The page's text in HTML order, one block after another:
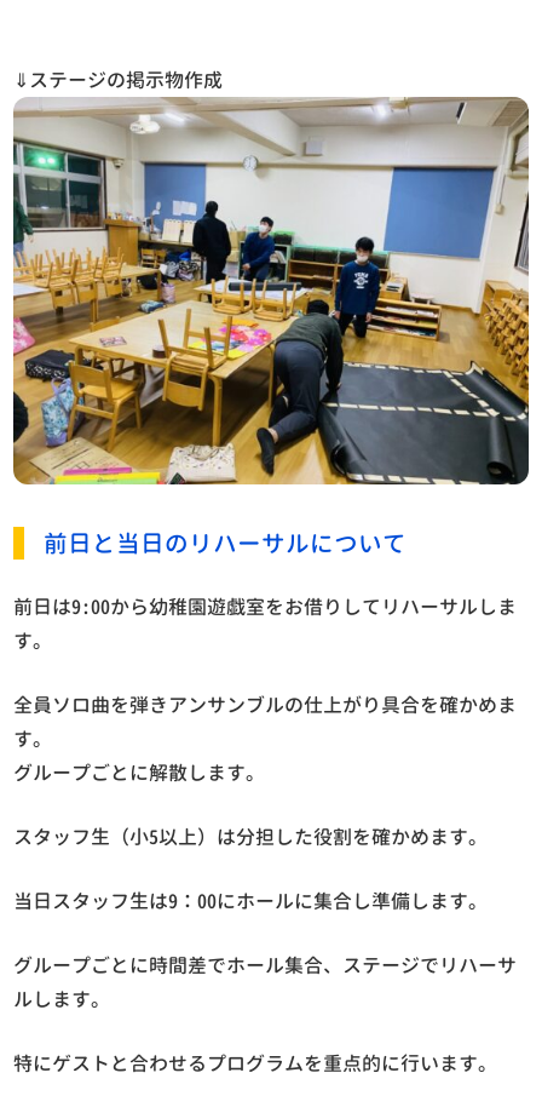
⇓ステージの掲示物作成
前日と当日のリハーサルについて
前日は9:00から幼稚園遊戯室をお借りしてリハーサルしま
す。
全員ソロ曲を弾きアンサンブルの仕上がり具合を確かめま
す。
グループごとに解散します。
スタッフ生（小5以上）は分担した役割を確かめます。
当日スタッフ生は9：00にホールに集合し準備します。
グループごとに時間差でホール集合、ステージでリハーサ
ルします。
特にゲストと合わせるプログラムを重点的に行います。